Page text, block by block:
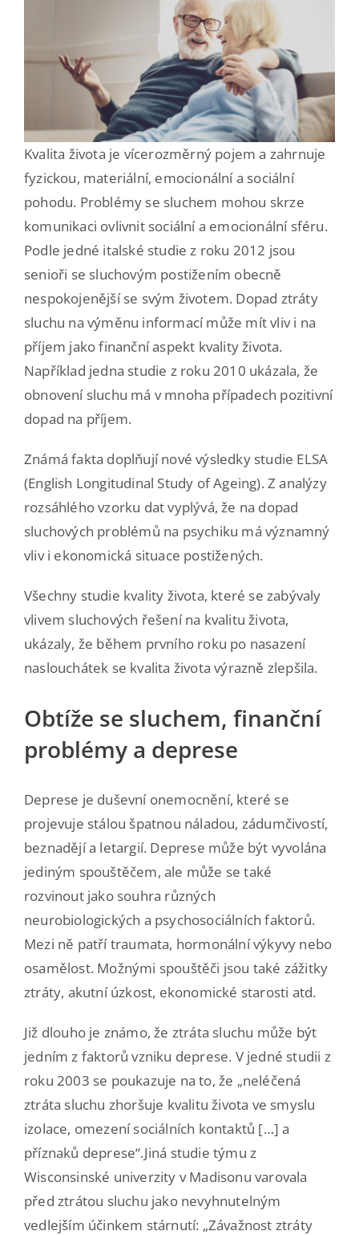
Kvalita života je vícerozměrný pojem a zahrnuje
fyzickou, materiální, emocionální a sociální
pohodu. Problémy se sluchem mohou skrze
komunikaci ovlivnit sociální a emocionální sféru.
Podle jedné italské studie z roku 2012 jsou
senioři se sluchovým postižením obecně
nespokojenější se svým životem. Dopad ztráty
sluchu na výměnu informací může mít vliv i na
příjem jako finanční aspekt kvality života.
Například jedna studie z roku 2010 ukázala, že
obnovení sluchu má v mnoha případech pozitivní
dopad na příjem.
Známá fakta doplňují nové výsledky studie ELSA
(English Longitudinal Study of Ageing). Z analýzy
rozsáhlého vzorku dat vyplývá, že na dopad
sluchových problémů na psychiku má významný
vliv i ekonomická situace postižených.
Všechny studie kvality života, které se zabývaly
vlivem sluchových řešení na kvalitu života,
ukázaly, že během prvního roku po nasazení
naslouchátek se kvalita života výrazně zlepšila.
Obtíže se sluchem, finanční
problémy a deprese
Deprese je duševní onemocnění, které se
projevuje stálou špatnou náladou, zádumčivostí,
beznadějí a letargií. Deprese může být vyvolána
jediným spouštěčem, ale může se také
rozvinout jako souhra různých
neurobiologických a psychosociálních faktorů.
Mezi ně patří traumata, hormonální výkyvy nebo
osamělost. Možnými spouštěči jsou také zážitky
ztráty, akutní úzkost, ekonomické starosti atd.
Již dlouho je známo, že ztráta sluchu může být
jedním z faktorů vzniku deprese. V jedné studii z
roku 2003 se poukazuje na to, že „neléčená
ztráta sluchu zhoršuje kvalitu života ve smyslu
izolace, omezení sociálních kontaktů […] a
příznaků deprese“.Jiná studie týmu z
Wisconsinské univerzity v Madisonu varovala
před ztrátou sluchu jako nevyhnutelným
vedlejším účinkem stárnutí: „Závažnost ztráty